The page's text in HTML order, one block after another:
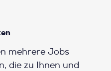
mehrere Jobs
die zu Ihnen und